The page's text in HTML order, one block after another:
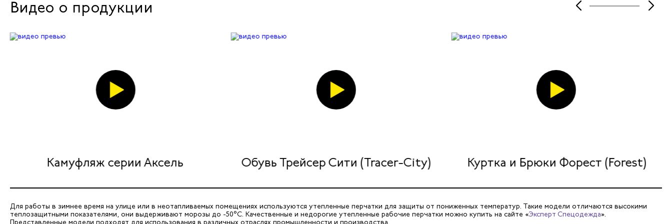
Видео о продукции
Камуфляж серии Аксель Обувь Трейсер Сити (Tracer-City) Куртка и Брюки Форест (Forest)
Для работы в зимнее время на улице или в неотапливаемых помещениях используются утепленные перчатки для защиты от пониженных температур. Такие модели отличаются высокими
теплозащитными показателями, они выдерживают морозы до -50°C. Качественные и недорогие утепленные рабочие перчатки можно купить на сайте «Эксперт Спецодежда».